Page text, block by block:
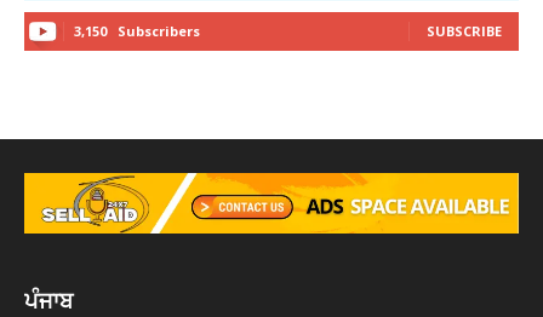
3,150 Subscribers SUBSCRIBE
ਪੰਜਾਬ